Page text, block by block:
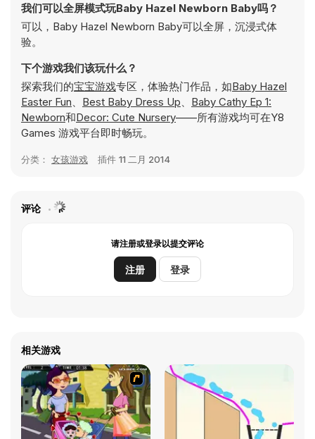
我们可以全屏模式玩Baby Hazel Newborn Baby吗？
可以，Baby Hazel Newborn Baby可以全屏，沉浸式体
验。
下个游戏我们该玩什么？
探索我们的宝宝游戏专区，体验热门作品，如Baby Hazel
Easter Fun、 Best Baby Dress Up、 Baby Cathy Ep 1:
Newborn和Decor: Cute Nursery——所有游戏均可在Y8
Games 游戏平台即时畅玩。
分类： 女孩游戏 插件 11 二月 2014
评论
请注册或登录以提交评论
注册 登录
相关游戏